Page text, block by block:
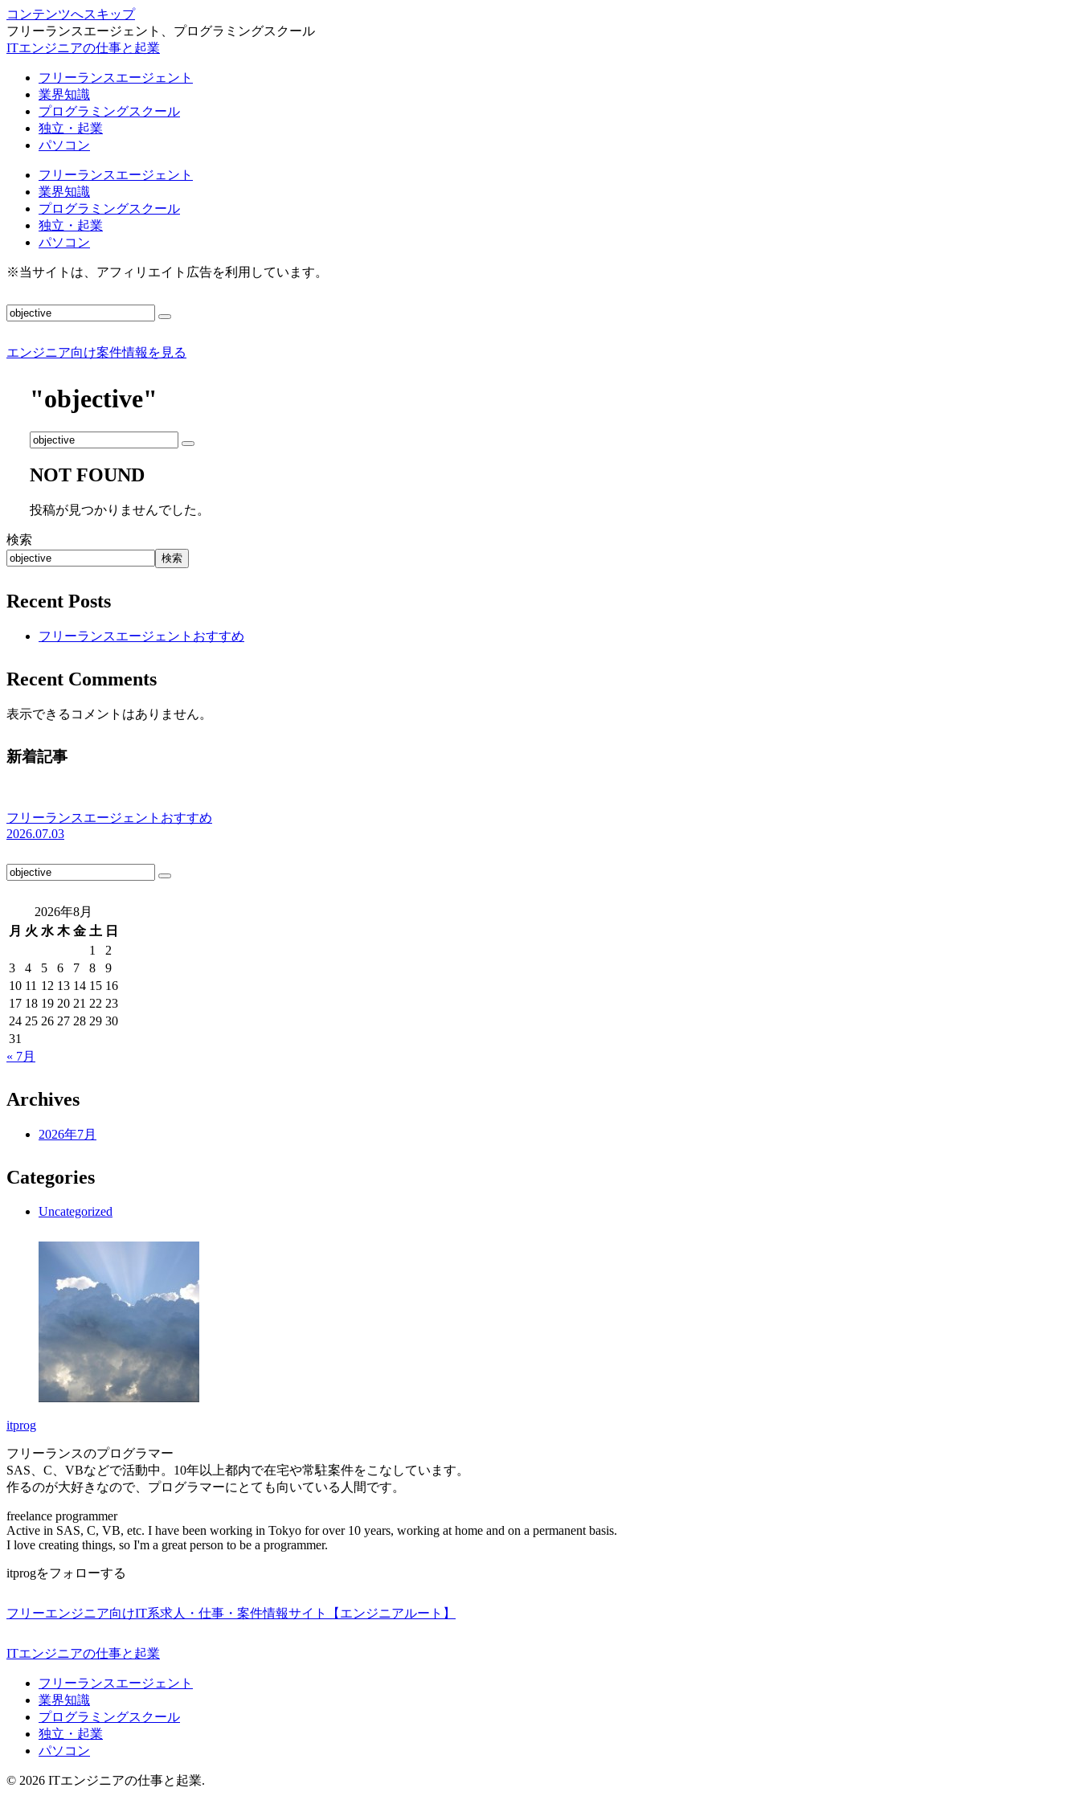
コンテンツへスキップ
フリーランスエージェント、プログラミングスクール
ITエンジニアの仕事と起業
フリーランスエージェント
業界知識
プログラミングスクール
独立・起業
パソコン
フリーランスエージェント
業界知識
プログラミングスクール
独立・起業
パソコン
※当サイトは、アフィリエイト広告を利用しています。
エンジニア向け案件情報を見る
"objective"
NOT FOUND
投稿が見つかりませんでした。
検索
検索
Recent Posts
フリーランスエージェントおすすめ
Recent Comments
表示できるコメントはありません。
新着記事
フリーランスエージェントおすすめ
2026.07.03
2026年8月
月 火 水 木 金 土 日
1
2
3
4 5 6 7 8
9
10 11 12 13 14 15 16
17 18 19 20 21 22 23
24 25 26 27 28 29 30
31
« 7月
Archives
2026年7月
Categories
Uncategorized
itprog
フリーランスのプログラマー
SAS、C、VBなどで活動中。10年以上都内で在宅や常駐案件をこなしています。
作るのが大好きなので、プログラマーにとても向いている人間です。
freelance programmer
Active in SAS, C, VB, etc. I have been working in Tokyo for over 10 years, working at home and on a permanent basis.
I love creating things, so I'm a great person to be a programmer.
itprogをフォローする
フリーエンジニア向けIT系求人・仕事・案件情報サイト【エンジニアルート】
ITエンジニアの仕事と起業
フリーランスエージェント
業界知識
プログラミングスクール
独立・起業
パソコン
© 2026 ITエンジニアの仕事と起業.